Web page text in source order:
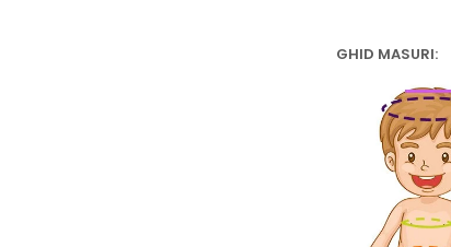
GHID MASURI: